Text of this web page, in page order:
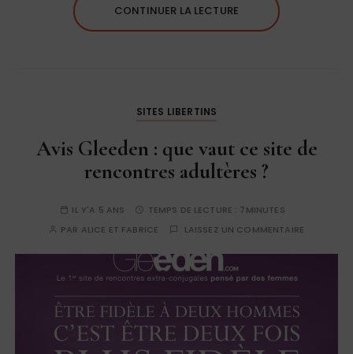
CONTINUER LA LECTURE
SITES LIBERTINS
Avis Gleeden : que vaut ce site de
rencontres adultères ?
IL Y'A 5 ANS TEMPS DE LECTURE : 7MINUTES
PAR ALICE ET FABRICE LAISSEZ UN COMMENTAIRE